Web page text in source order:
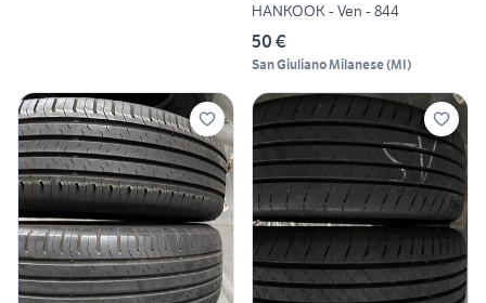
HANKOOK - Ven - 844
50 €
San Giuliano Milanese(MI)